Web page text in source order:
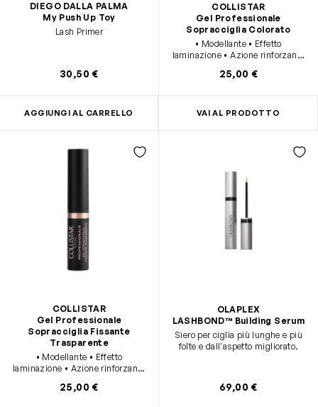
DIEGO DALLA PALMA
My Push Up Toy
Lash Primer
30,50 €
AGGIUNGI AL CARRELLO
COLLISTAR
Gel Professionale
Sopracciglia Colorato
• Modellante • Effetto
laminazione • Azione rinforzante
applicatore alta precisione
25,00 €
VAI AL PRODOTTO
COLLISTAR
Gel Professionale
Sopracciglia Fissante
Trasparente
• Modellante • Effetto
laminazione • Azione rinforzante
applicatore alta precisione
25,00 €
OLAPLEX
LASHBOND™ Building Serum
Siero per ciglia più lunghe e più
folte e dall'aspetto migliorato.
69,00 €